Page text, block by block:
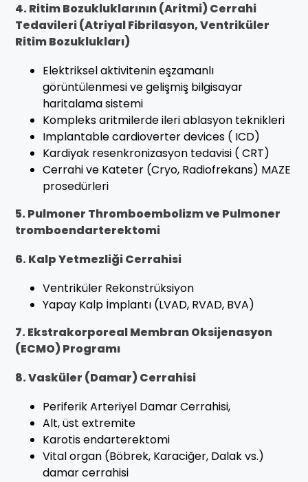
4. Ritim Bozukluklarının (Aritmi) Cerrahi
Tedavileri (Atriyal Fibrilasyon, Ventriküler
Ritim Bozuklukları)
Elektriksel aktivitenin eşzamanlı
görüntülenmesi ve gelişmiş bilgisayar
haritalama sistemi
Kompleks aritmilerde ileri ablasyon teknikleri
Implantable cardioverter devices ( ICD)
Kardiyak resenkronizasyon tedavisi ( CRT)
Cerrahi ve Kateter (Cryo, Radiofrekans) MAZE
prosedürleri
5. Pulmoner Thromboembolizm ve Pulmoner
tromboendarterektomi
6. Kalp Yetmezliği Cerrahisi
Ventriküler Rekonstrüksiyon
Yapay Kalp İmplantı (LVAD, RVAD, BVA)
7. Ekstrakorporeal Membran Oksijenasyon
(ECMO) Programı
8. Vasküler (Damar) Cerrahisi
Periferik Arteriyel Damar Cerrahisi,
Alt, üst extremite
Karotis endarterektomi
Vital organ (Böbrek, Karaciğer, Dalak vs.)
damar cerrahisi